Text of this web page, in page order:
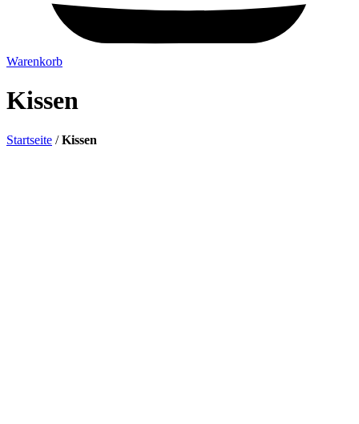
Warenkorb
Kissen
Startseite /Kissen